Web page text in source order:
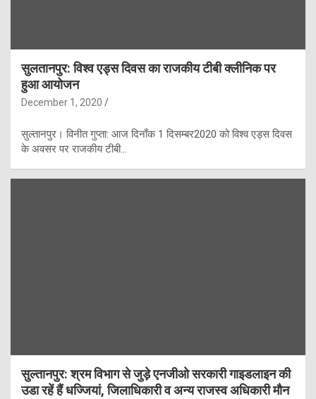
सुलतानपुर: विश्व एड्स दिवस का राजकीय टीबी क्लीनिक पर
हुआ आयोजन
December 1, 2020
सुल्तानपुर। विनीत गुप्ता: आज दिनाँक 1 दिसम्बर2020 को विश्व एड्स दिवस
के अवसर पर राजकीय टीबी…
सुल्तानपुर: श्रम विभाग से जुड़े एनजीओ सरकारी गाइडलाइन की
उडा रहें हैं धज्जियां, जिलाधिकारी व अन्य राजस्व अधिकारी मौन